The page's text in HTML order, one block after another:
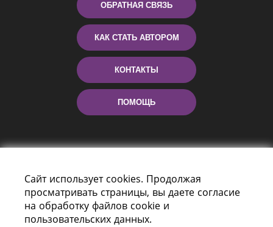
ОБРАТНАЯ СВЯЗЬ
КАК СТАТЬ АВТОРОМ
КОНТАКТЫ
ПОМОЩЬ
Пр-т Независимости 116
Сайт использует cookies. Продолжая
просматривать страницы, вы даете согласие
на обработку файлов cookie и
пользовательских данных.